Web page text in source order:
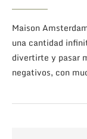
Maison
una cantidad
divertirte y pasar
negativos, con